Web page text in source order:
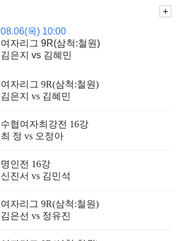
08.06(목) 10:00
여자리그 9R(삼척:철원)
김은지 vs 김혜민
여자리그 9R(삼척:철원)
김은지 vs 김혜민
수협여자최강전 16강
최 정 vs 오정아
명인전 16강
신진서 vs 김민석
여자리그 9R(삼척:철원)
김은선 vs 정유진